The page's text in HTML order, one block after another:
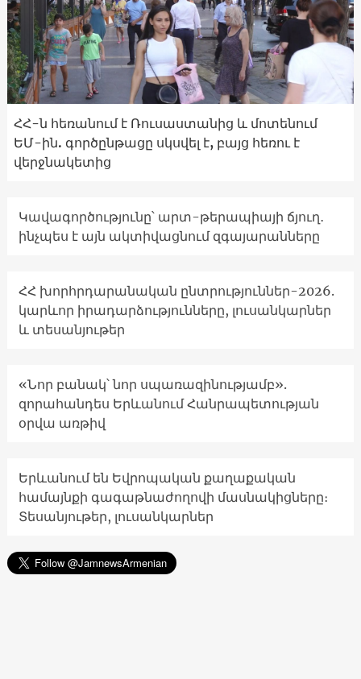
ՀՀ-ն հեռանում է Ռուսաստանից և մոտենում
ԵՄ-ին. գործընթացը սկսվել է, բայց հեռու է
վերջնակետից
Կավագործությունը՝ արտ-թերապիայի ճյուղ․
ինչպես է այն ակտիվացնում զգայարանները
ՀՀ խորհրդարանական ընտրություններ-2026.
կարևոր իրադարձությունները, լուսանկարներ
և տեսանյութեր
«Նոր բանակ՝ նոր սպառազինությամբ».
զորահանդես Երևանում Հանրապետության
օրվա առթիվ
Երևանում են Եվրոպական քաղաքական
համայնքի գագաթնաժողովի մասնակիցները։
Տեսանյութեր, լուսանկարներ